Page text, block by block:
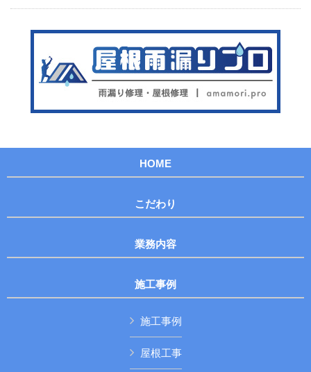
HOME
こだわり
業務内容
施工事例
施工事例
屋根工事